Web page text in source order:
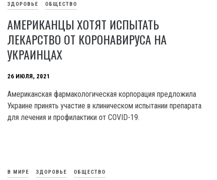
ЗДОРОВЬЕ ОБЩЕСТВО
АМЕРИКАНЦЫ ХОТЯТ ИСПЫТАТЬ
ЛЕКАРСТВО ОТ КОРОНАВИРУСА НА
УКРАИНЦАХ
26 ИЮЛЯ, 2021
Американская фармакологическая корпорация предложила
Украине принять участие в клиническом испытании препарата
для лечения и профилактики от COVID-19.
В МИРЕ ЗДОРОВЬЕ ОБЩЕСТВО